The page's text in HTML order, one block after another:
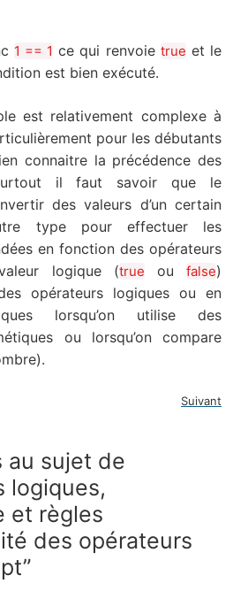
1 == 1 ce qui renvoie true et le
est bien exécuté.
est relativement complexe à
pour les débutants
connaitre la précédence des
il faut savoir que le
des valeurs d’un certain
type pour effectuer les
en fonction des opérateurs
logique (true oufalse)
opérateurs logiques ou en
lorsqu’on utilise des
ou lorsqu’on compare
Suivant
au sujet de
logiques,
et règles
des opérateurs